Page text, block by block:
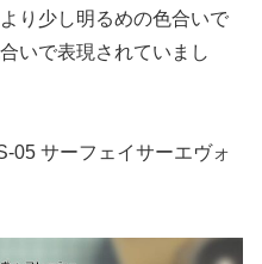
り少し明るめの色合いで
いで表現されていまし
05 サーフェイサーエヴォ